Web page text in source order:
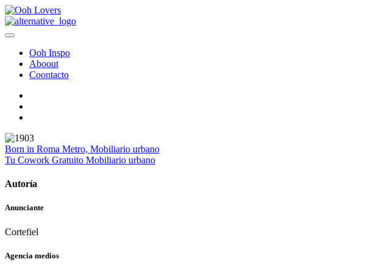
Ooh Inspo
Aboout
Coontacto
Born in Roma Metro, Mobiliario urbano
Tu Cowork Gratuito Mobiliario urbano
Autoría
Anunciante
Cortefiel
Agencia medios